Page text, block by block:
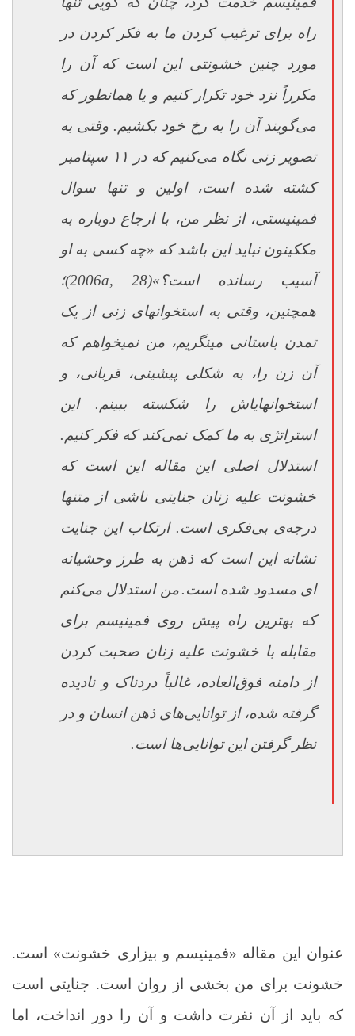
راه برای ترغیب کردن ما به فکر کردن در
مورد چنین خشونتی این است که آن را
مکرراً نزد خود تکرار کنیم و یا همانطور که
می‌گویند آن را به رخ خود بکشیم. وقتی به
تصویر زنی نگاه می‌کنیم که در ۱۱ سپتامبر
کشته شده است، اولین و تنها سوال
فمینیستی، از نظر من، با ارجاع دوباره به
مک­کینون نباید این باشد که «چه کسی به او
آسیب رسانده است؟»(2006a, 28)
؛
همچنین، وقتی به استخوان­های زنی از یک
تمدن باستانی می­نگریم، من نمی­خواهم که
آن زن را، به شکلی پیشینی، قربانی، و
استخوان­های­اش را شکسته ببینم. این
استراتژی به ما کمک نمی‌کند که فکر کنیم.
استدلال اصلی این مقاله این است که
خشونت علیه زنان جنایتی ناشی از متنها
درجه‌ی بی‌فکری است. ارتکاب این جنایت
نشانه این است که ذهن به طرز وحشیانه
ای مسدود شده است. من استدلال می‌کنم
که بهترین راه پیش روی فمینیسم برای
مقابله با خشونت علیه زنان صحبت کردن
ازدامنه فوق‌العاده، غالباً دردناک و نادیده
گرفته شده، از توانایی‌های ذهن انسان و در
نظر گرفتن این توانایی‌ها است.
عنوان این مقاله «فمینیسم و بیزاری خشونت» است.
خشونت برای من بخشی از روان است. جنایتی است
که باید از آن نفرت داشت و آن را دور انداخت، اما